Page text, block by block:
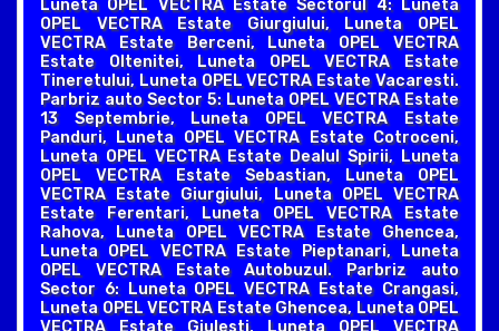
Luneta OPEL VECTRA Estate Sectorul 4: Luneta
OPEL VECTRA Estate Giurgiului, Luneta OPEL
VECTRA Estate Berceni, Luneta OPEL VECTRA
Estate Oltenitei, Luneta OPEL VECTRA Estate
Tineretului, Luneta OPEL VECTRA Estate Vacaresti.
Parbriz auto Sector 5: Luneta OPEL VECTRA Estate
13 Septembrie, Luneta OPEL VECTRA Estate
Panduri, Luneta OPEL VECTRA Estate Cotroceni,
Luneta OPEL VECTRA Estate Dealul Spirii, Luneta
OPEL VECTRA Estate Sebastian, Luneta OPEL
VECTRA Estate Giurgiului, Luneta OPEL VECTRA
Estate Ferentari, Luneta OPEL VECTRA Estate
Rahova, Luneta OPEL VECTRA Estate Ghencea,
Luneta OPEL VECTRA Estate Pieptanari, Luneta
OPEL VECTRA Estate Autobuzul. Parbriz auto
Sector 6: Luneta OPEL VECTRA Estate Crangasi,
Luneta OPEL VECTRA Estate Ghencea, Luneta OPEL
VECTRA Estate Giulesti, Luneta OPEL VECTRA